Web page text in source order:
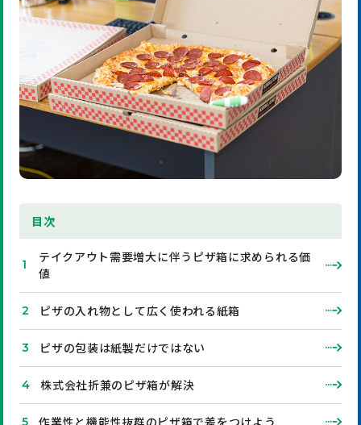
目 次
テイクアウト需要増大に伴うピザ箱に求められる価
値
ピザの入れ物として広く使われる紙箱
ピザの包装は紙製だけではない
株式会社折兼のピザ箱が解決
作業性と機能性抜群のピザ箱で差をつけよう